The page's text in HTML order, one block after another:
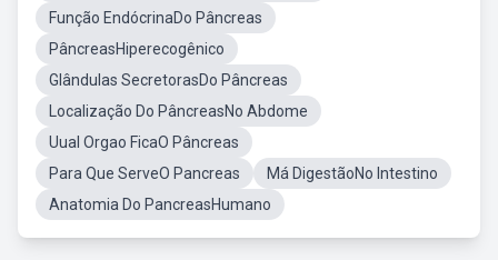
Função EndócrinaDo Pâncreas
PâncreasHiperecogênico
Glândulas SecretorasDo Pâncreas
Localização Do PâncreasNo Abdome
Uual Orgao FicaO Pâncreas
Para Que ServeO Pancreas
Má DigestãoNo Intestino
Anatomia Do PancreasHumano